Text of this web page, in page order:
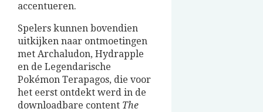
accentueren.
Spelers kunnen bovendien
uitkijken naar ontmoetingen
met Archaludon, Hydrapple
en de Legendarische
Pokémon Terapagos, die voor
het eerst ontdekt werd in de
downloadbare content The